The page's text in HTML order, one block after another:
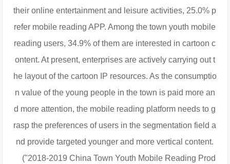
their online entertainment and leisure activities, 25.0% p
refer mobile reading APP. Among the town youth mobile
reading users, 34.9% of them are interested in cartoon c
ontent. At present, enterprises are actively carrying out t
he layout of the cartoon IP resources. As the consumptio
n value of the young people in the town is paid more an
d more attention, the mobile reading platform needs to g
rasp the preferences of users in the segmentation field a
nd provide targeted younger and more vertical content.
("2018-2019 China Town Youth Mobile Reading Prod